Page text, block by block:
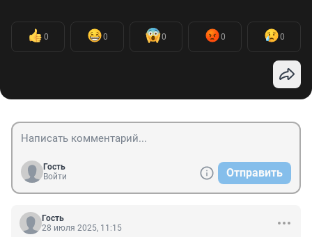
0 0 0 0 0
Гость
Войти
Отправить
Гость
28 июля 2025, 11:15